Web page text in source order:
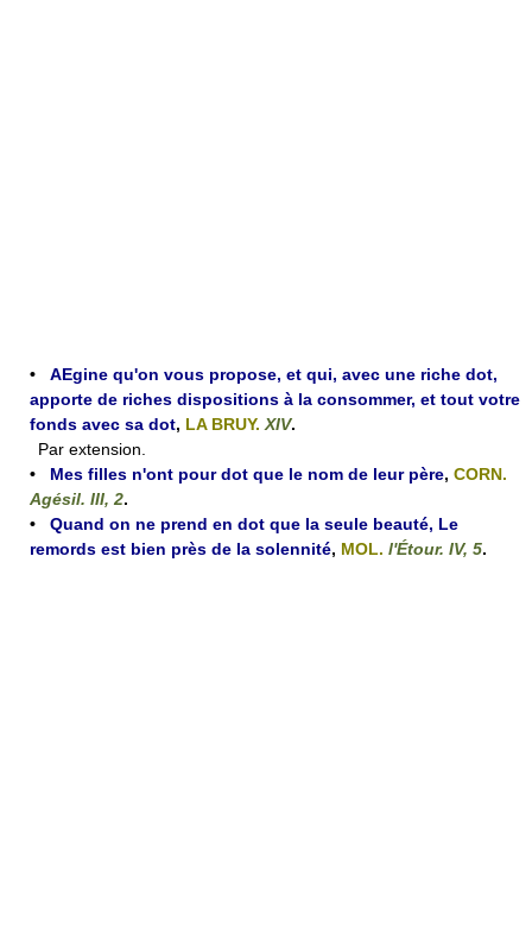
• AEgine qu'on vous propose, et qui, avec une riche dot,
apporte de riches dispositions à la consommer, et tout votre
fonds avec sa dot, LA BRUY. XIV.
Par extension.
• Mes filles n'ont pour dot que le nom de leur père, CORN.
Agésil. III, 2.
• Quand on ne prend en dot que la seule beauté, Le
remords est bien près de la solennité, MOL. l'Étour. IV, 5.